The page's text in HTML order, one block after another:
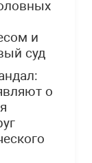
и
суд
о